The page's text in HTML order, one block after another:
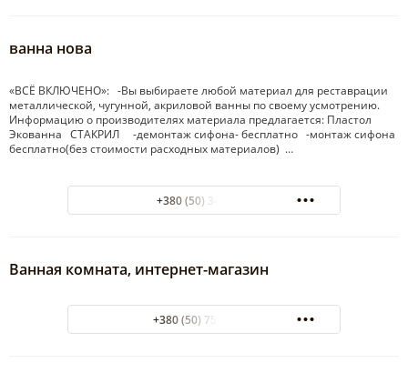
ванна нова
«ВСЁ ВКЛЮЧЕНО»: -Вы выбираете любой материал для реставрации
металлической, чугунной, акриловой ванны по своему усмотрению.
Информацию о производителях материала предлагается: Пластол
Экованна СТАКРИЛ -демонтаж сифона- бесплатно -монтаж сифона
бесплатно(без стоимости расходных материалов) …
+380 (50) 3428499
Ванная комната, интернет-магазин
+380 (50) 758-40-49